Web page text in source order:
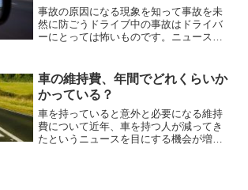
事故の原因になる現象を知って事故を未
然に防ごうドライブ中の事故はドライバ
ーにとっては怖いものです。ニュースで
す。天気の影響を受けたり、AT車だから
ということで起きやすい...
車の維持費、年間でどれくらいか
かっている？
車を持っていると意外と必要になる維持
費について近年、車を持つ人が減ってき
たというニュースを目にする機会が増え